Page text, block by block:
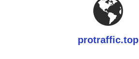
protraffic.top